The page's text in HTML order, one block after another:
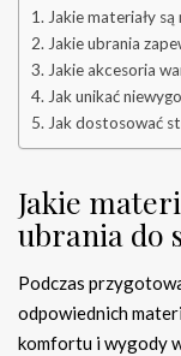
Jakie materiały
Jakie ubrania
Jakie akcesoria
Jak unikać
Jak dostosować
Jakie
ubrania do
Podczas
odpowiednich
komfortu i wygody